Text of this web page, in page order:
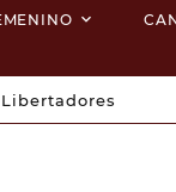
Libertadores